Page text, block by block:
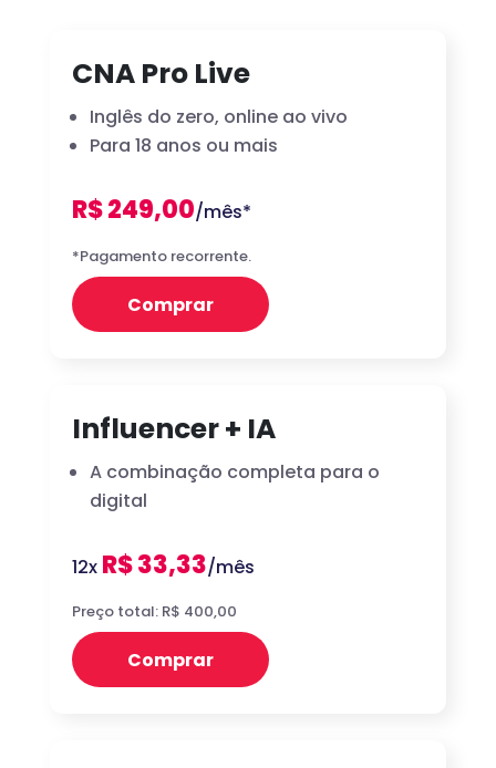
CNA Pro Live
Inglês do zero, online ao vivo
Para 18 anos ou mais
R$ 249,00/mês*
*Pagamento recorrente.
Comprar
Influencer + IA
A combinação completa para o
digital
12x R$ 33,33/mês
Preço total: R$ 400,00
Comprar